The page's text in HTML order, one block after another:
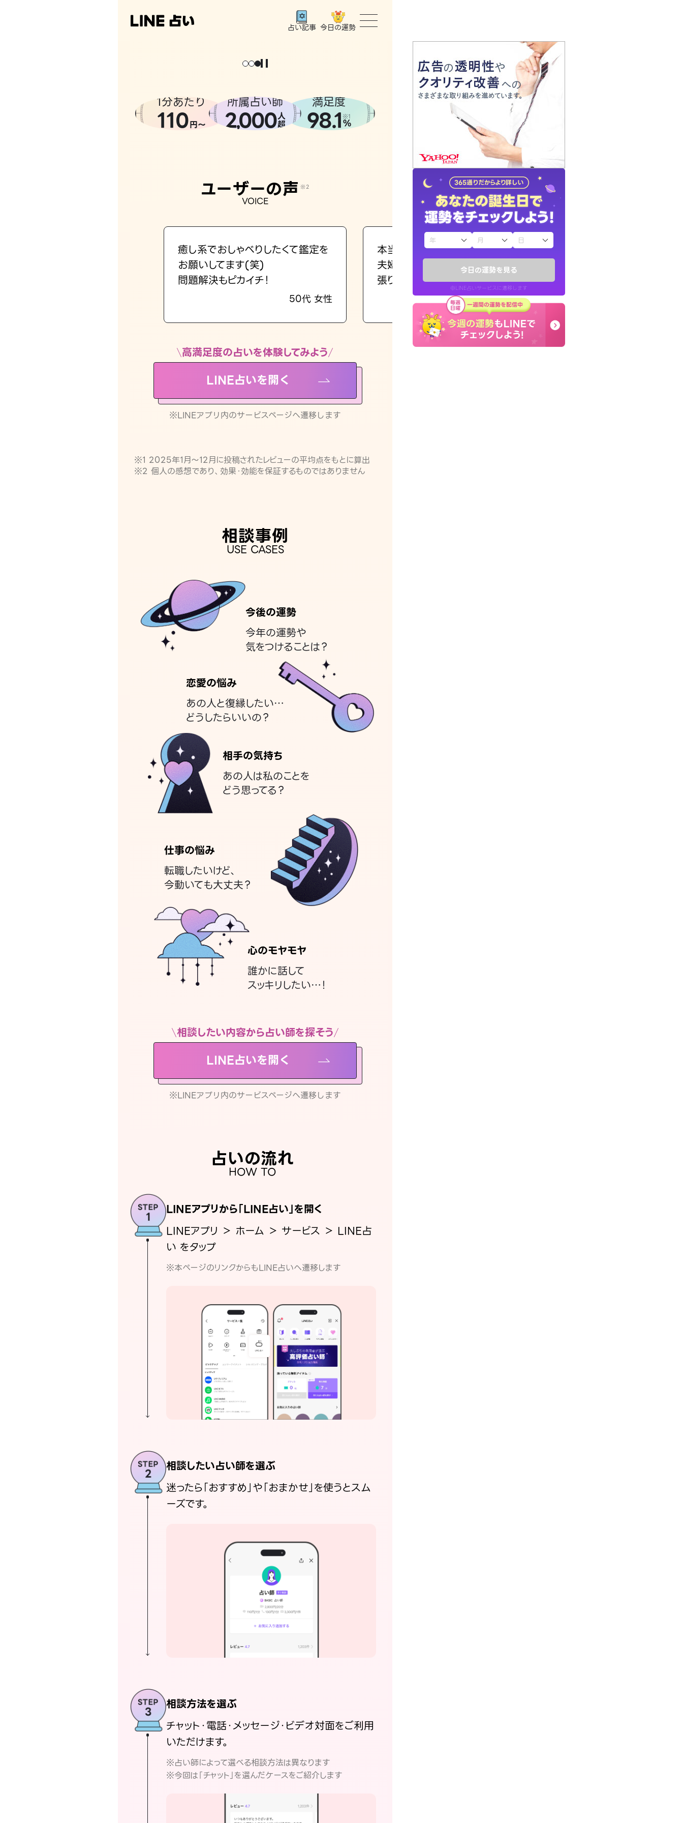
今日の運勢を見る
※LINE占いサービスに遷移します
占い記事 今日の運勢
トップ
ユーザーの声
占いの流れ
おすすめの占い師
よくある質問
えもじの子（占）12星座占い
お知らせ
1分あたり
110円〜
所属占い師
2,000人
超
満足度
98.1 ※1
%
ユーザーの声 ※2
VOICE
癒し系でおしゃべりしたくて鑑定を
お願いしてます(笑)
問題解決もピカイチ！
50代 女性
本当に相談してよかったです。今は
夫婦で乗り越える時期ですね。頑
張ります！
30代 女性
高満足度の占いを体験してみよう
LINE占いを開く
※LINEアプリ内のサービスページへ遷移します
※1 2025年1月〜12月に投稿されたレビューの平均点をもとに算出
※2 個人の感想であり、効果・効能を保証するものではありません
相談事例
USE CASES
今後の運勢
今年の運勢や
気をつけることは？
恋愛の悩み
あの人と復縁したい…
どうしたらいいの？
相手の気持ち
あの人は私のことを
どう思ってる？
仕事の悩み
転職したいけど、
今動いても大丈夫？
心のモヤモヤ
誰かに話して
スッキリしたい…！
相談したい内容から占い師を探そう
LINE占いを開く
※LINEアプリ内のサービスページへ遷移します
占いの流れ
HOW TO
LINEアプリから「LINE占い」を開く
LINEアプリ ＞ ホーム ＞ サービス ＞ LINE占
い をタップ
※本ページのリンクからもLINE占いへ遷移します
相談したい占い師を選ぶ
迷ったら「おすすめ」や「おまかせ」を使うとスム
ーズです。
相談方法を選ぶ
チャット・電話・メッセージ・ビデオ対面をご利用
いただけます。
※占い師によって選べる相談方法は異なります
※今回は「チャット」を選んだケースをご紹介します